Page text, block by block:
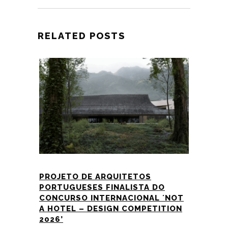
RELATED POSTS
PROJETO DE ARQUITETOS
PORTUGUESES FINALISTA DO
CONCURSO INTERNACIONAL ´NOT
A HOTEL – DESIGN COMPETITION
2026’